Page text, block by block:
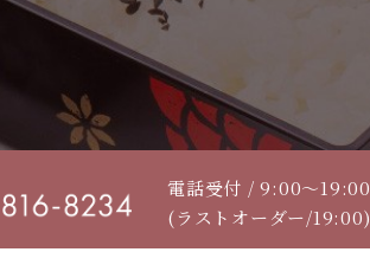
電話受付 / 9:00〜19:00
(ラストオーダー/19:00)